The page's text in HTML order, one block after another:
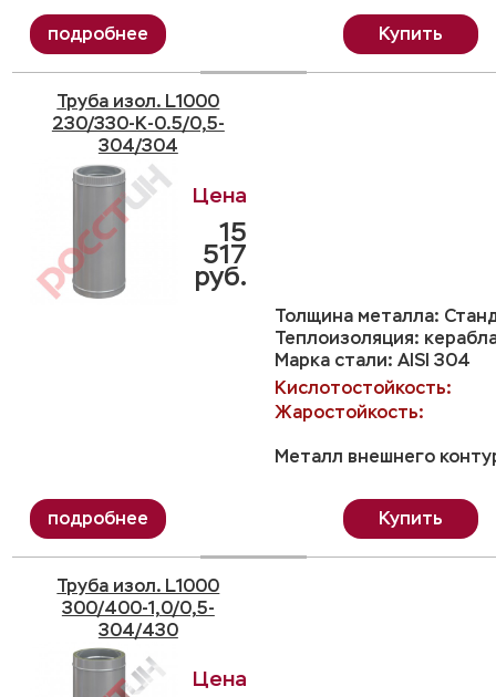
Купить
Труба изол. L1000
230/330-K-0.5/0,5-
304/304
Толщина металла:
Теплоизоляция:
Марка стали: AISI 304
Кислотостойкость:
Жаростойкость:
Металл внешнего
15
517
руб.
Купить
Труба изол. L1000
300/400-1,0/0,5-
304/430